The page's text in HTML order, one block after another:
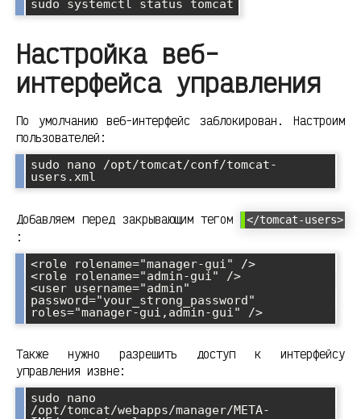
Настройка веб-
интерфейса управления
По умолчанию веб-интерфейс заблокирован. Настроим
пользователей:
sudo nano /opt/tomcat/conf/tomcat-
Добавляем перед закрывающим тегом </tomcat-users>
:
<role rolename="manager-gui" />
<role rolename="admin-gui" />
<user username="admin"
password="your_strong_password"
Также нужно разрешить доступ к интерфейсу
управления извне:
sudo nano
/opt/tomcat/webapps/manager/META-